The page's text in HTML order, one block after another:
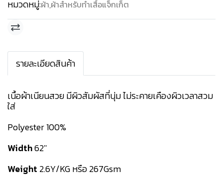
หมวดหมู่:ผ้า,ผ้าสำหรับทำเสื้อแจ็กเก็ต
รายละเอียดสินค้า
เนื้อผ้าเนียนสวย มีผิวสัมผัสที่นุ่ม ไม่ระคายเคืองผิวเวลาสวม
ใส่
Polyester 100%
Width62''
Weight 2.6Y/KG หรือ 267Gsm